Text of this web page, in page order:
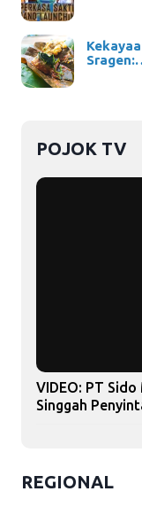
POJOK TV
VIDEO: PT
Singgah
REGIONAL